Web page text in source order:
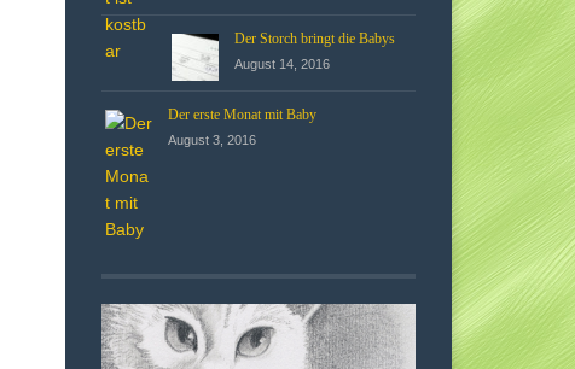
Der Storch bringt die Babys
August 14, 2016
Der erste Monat mit Baby
August 3, 2016